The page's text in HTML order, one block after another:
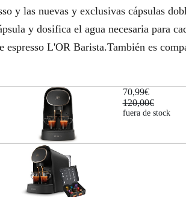
y las nuevas y exclusivas cápsulas
y dosifica el agua necesaria para
L'OR Barista.También es
70,99€
120,00€
fuera de stock